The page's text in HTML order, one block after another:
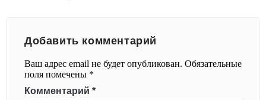
Добавить комментарий
Ваш адрес email не будет опубликован. Обязательные
поля помечены *
Комментарий *